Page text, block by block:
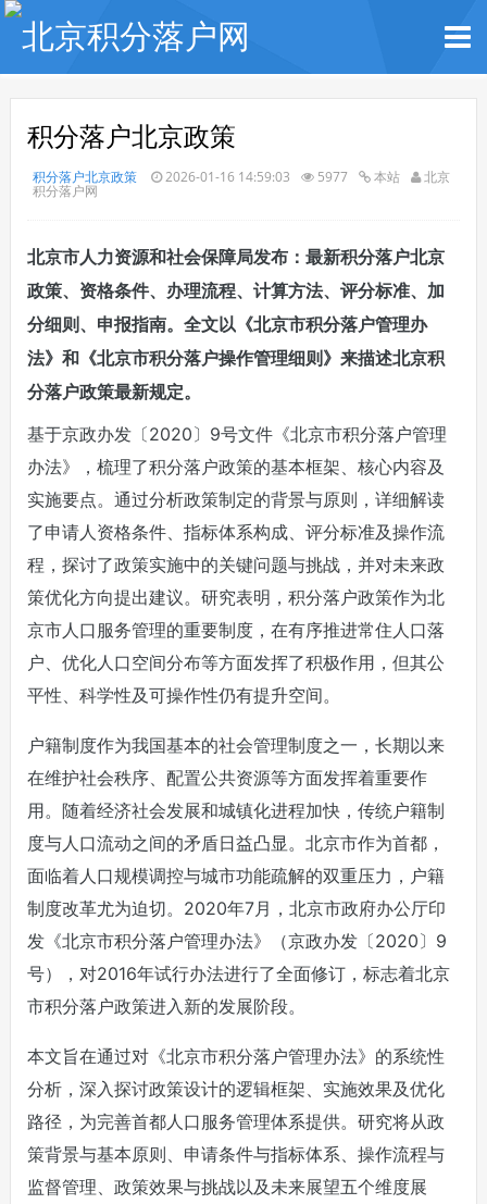
积分落户北京政策
积分落户北京政策 2026-01-16 14:59:03 5977 本站 北京
积分落户网
北京市人力资源和社会保障局发布： 最新积分落户北京
政策、资格条件、办理流程、计算方法、评分标准、加
分细则、申报指南。全文以《北京市积分落户管理办
法》 和《北京市积分落户操作管理细则 》 来描述北京积
分落户政策最新规定。
基于京政办发〔2020〕9号文件《北京市积分落户管理
办法》，梳理了积分落户政策的基本框架、核心内容及
实施要点。通过分析政策制定的背景与原则，详细解读
了申请人资格条件、指标体系构成、评分标准及操作流
程，探讨了政策实施中的关键问题与挑战，并对未来政
策优化方向提出建议。研究表明，积分落户政策作为北
京市人口服务管理的重要制度，在有序推进常住人口落
户、优化人口空间分布等方面发挥了积极作用，但其公
平性、科学性及可操作性仍有提升空间。
户籍制度作为我国基本的社会管理制度之一，长期以来
在维护社会秩序、配置公共资源等方面发挥着重要作
用。随着经济社会发展和城镇化进程加快，传统户籍制
度与人口流动之间的矛盾日益凸显。北京市作为首都，
面临着人口规模调控与城市功能疏解的双重压力，户籍
制度改革尤为迫切。2020年7月，北京市政府办公厅印
发《北京市积分落户管理办法》（京政办发〔2020〕9
号），对2016年试行办法进行了全面修订，标志着北京
市积分落户政策进入新的发展阶段。
本文旨在通过对《北京市积分落户管理办法》的系统性
分析，深入探讨政策设计的逻辑框架、实施效果及优化
路径，为完善首都人口服务管理体系提供。研究将从政
策背景与基本原则、申请条件与指标体系、操作流程与
监督管理、政策效果与挑战以及未来展望五个维度展